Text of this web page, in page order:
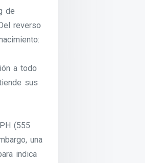
de
reverso
a todo
sus
(555
una
indica